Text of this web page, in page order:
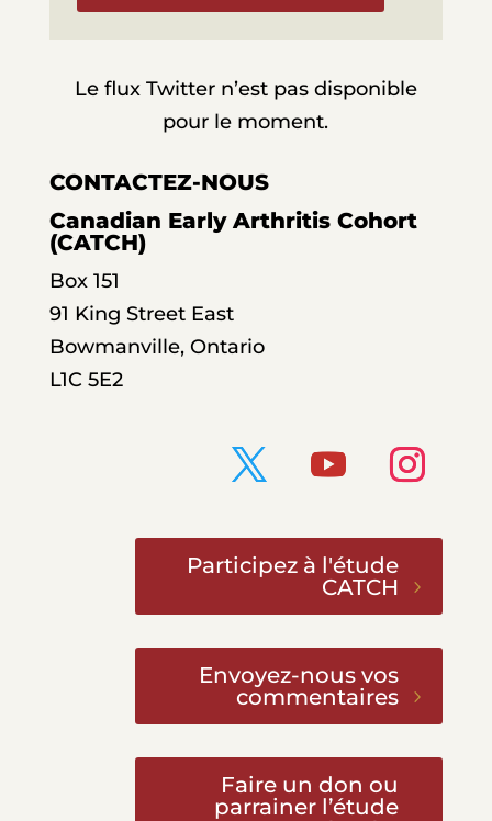
Le flux Twitter n’est pas disponible
pour le moment.
CONTACTEZ-NOUS
Canadian Early Arthritis Cohort
(CATCH)
Box 151
91 King Street East
Bowmanville, Ontario
L1C 5E2
Participez à l'étude
CATCH
Envoyez-nous vos
commentaires
Faire un don ou
parrainer l’étude